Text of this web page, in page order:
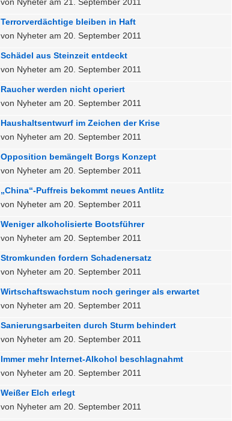
Terrorverdächtige bleiben in Haft
von Nyheter am 20. September 2011
Schädel aus Steinzeit entdeckt
von Nyheter am 20. September 2011
Raucher werden nicht operiert
von Nyheter am 20. September 2011
Haushaltsentwurf im Zeichen der Krise
von Nyheter am 20. September 2011
Opposition bemängelt Borgs Konzept
von Nyheter am 20. September 2011
„China“-Puffreis bekommt neues Antlitz
von Nyheter am 20. September 2011
Weniger alkoholisierte Bootsführer
von Nyheter am 20. September 2011
Stromkunden fordern Schadenersatz
von Nyheter am 20. September 2011
Wirtschaftswachstum noch geringer als erwartet
von Nyheter am 20. September 2011
Sanierungsarbeiten durch Sturm behindert
von Nyheter am 20. September 2011
Immer mehr Internet-Alkohol beschlagnahmt
von Nyheter am 20. September 2011
Weißer Elch erlegt
von Nyheter am 20. September 2011